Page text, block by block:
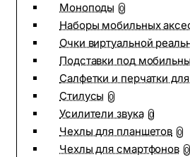
Моноподы 0
Наборы мобильных
Очки виртуальной
Подставки под
Салфетки и перчатки
Стилусы 0
Усилители звука 0
Чехлы для планшетов 0
Чехлы для смартфонов 0